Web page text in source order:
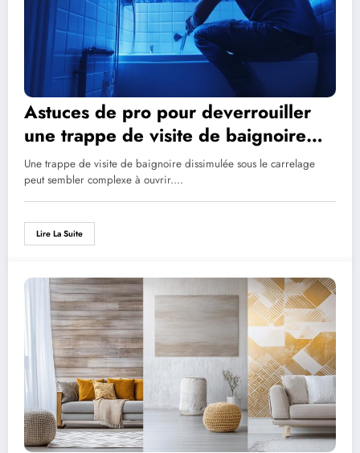
Astuces de pro pour deverrouiller
une trappe de visite de baignoire
sous carrelage
Une trappe de visite de baignoire dissimulée sous le carrelage
peut sembler complexe à ouvrir.…
Lire La Suite